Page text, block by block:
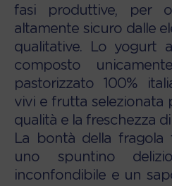
fasi produttive, per
altamente sicuro dalle
qualitative. Lo yogurt
composto
pastorizzato 100%
vivi e frutta selezionata
qualità e la freschezza
La bontà della
uno spuntino
inconfondibile e un